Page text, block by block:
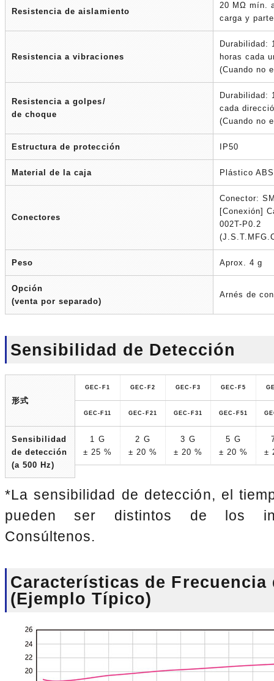
Resistencia de aislamiento
20 MΩ mín.
carga y
Resistencia a vibraciones
Durabilidad:
horas cada
(Cuando no
Resistencia a golpes/
de choque
Durabilidad:
cada
(Cuando no
Estructura de protección IP50
Material de la caja Plástico
Conectores
Conector:
[Conexión]
002T-P0.2
Peso Aprox. 4 g
Opción
(venta por separado)
Arnés de
Sensibilidad de Detección
形式
GEC-F1 GEC-F2 GEC-F3 GEC-F5
GEC-F11 GEC-F21 GEC-F31 GEC-F51
Sensibilidad
de detección
(a 500 Hz)
1 G
± 25 %
2 G
± 20 %
3 G
± 20 %
5 G
± 20 %
±
*La sensibilidad de detección, el
pueden ser distintos de los
Consúltenos.
Características de Frecuencia
(Ejemplo Típico)